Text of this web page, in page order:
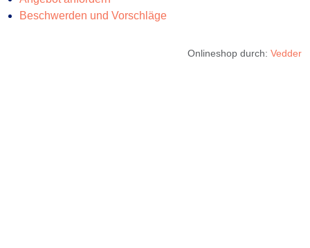
Beschwerden und Vorschläge
Onlineshop durch: Vedder